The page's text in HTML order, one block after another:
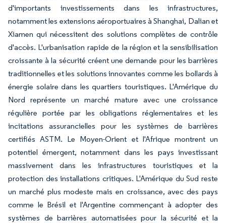
d'importants investissements dans les infrastructures,
notamment les extensions aéroportuaires à Shanghai, Dalian et
Xiamen qui nécessitent des solutions complètes de contrôle
d'accès. L'urbanisation rapide de la région et la sensibilisation
croissante à la sécurité créent une demande pour les barrières
traditionnelles et les solutions innovantes comme les bollards à
énergie solaire dans les quartiers touristiques. L'Amérique du
Nord représente un marché mature avec une croissance
régulière portée par les obligations réglementaires et les
incitations assurancielles pour les systèmes de barrières
certifiés ASTM. Le Moyen-Orient et l'Afrique montrent un
potentiel émergent, notamment dans les pays investissant
massivement dans les infrastructures touristiques et la
protection des installations critiques. L'Amérique du Sud reste
un marché plus modeste mais en croissance, avec des pays
comme le Brésil et l'Argentine commençant à adopter des
systèmes de barrières automatisées pour la sécurité et la